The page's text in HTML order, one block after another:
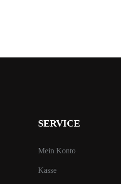
SERVICE
Mein Konto
Kasse